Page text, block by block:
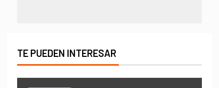
TE PUEDEN INTERESAR